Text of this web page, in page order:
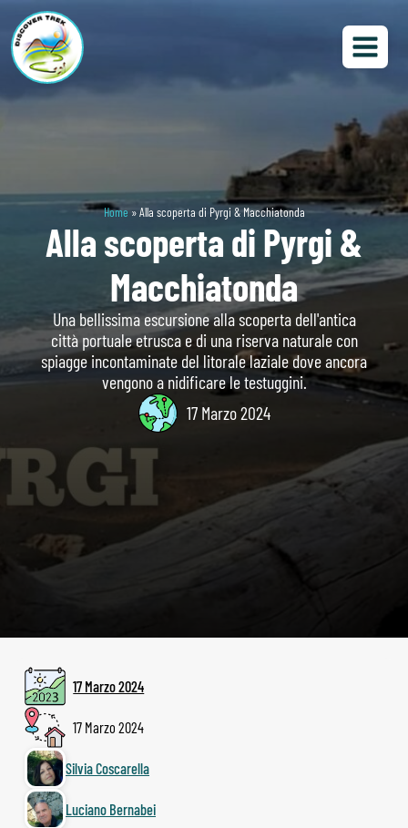
Home»Alla scoperta di Pyrgi & Macchiatonda
Alla scoperta di Pyrgi &
Macchiatonda
Una bellissima escursione alla scoperta dell'antica
città portuale etrusca e di una riserva naturale con
spiagge incontaminate del litorale laziale dove ancora
vengono a nidificare le testuggini.
17 Marzo 2024
17 Marzo 2024
17 Marzo 2024
Silvia Coscarella
Luciano Bernabei